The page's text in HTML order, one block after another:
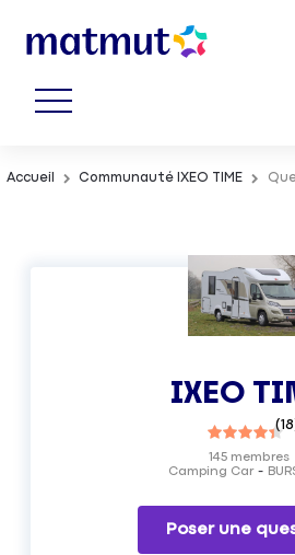
Accueil Communauté IXEO TIME
IXEO
(18
Camping Car
145 membres
Poser une